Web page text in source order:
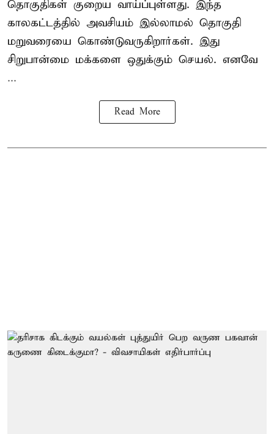
தொகுதிகள் குறைய வாய்ப்புள்ளது. இந்த
காலகட்டத்தில் அவசியம் இல்லாமல் தொகுதி
மறுவரையை கொண்டுவருகிறார்கள். இது
சிறுபான்மை மக்களை ஒதுக்கும் செயல். எனவே
...
Read More